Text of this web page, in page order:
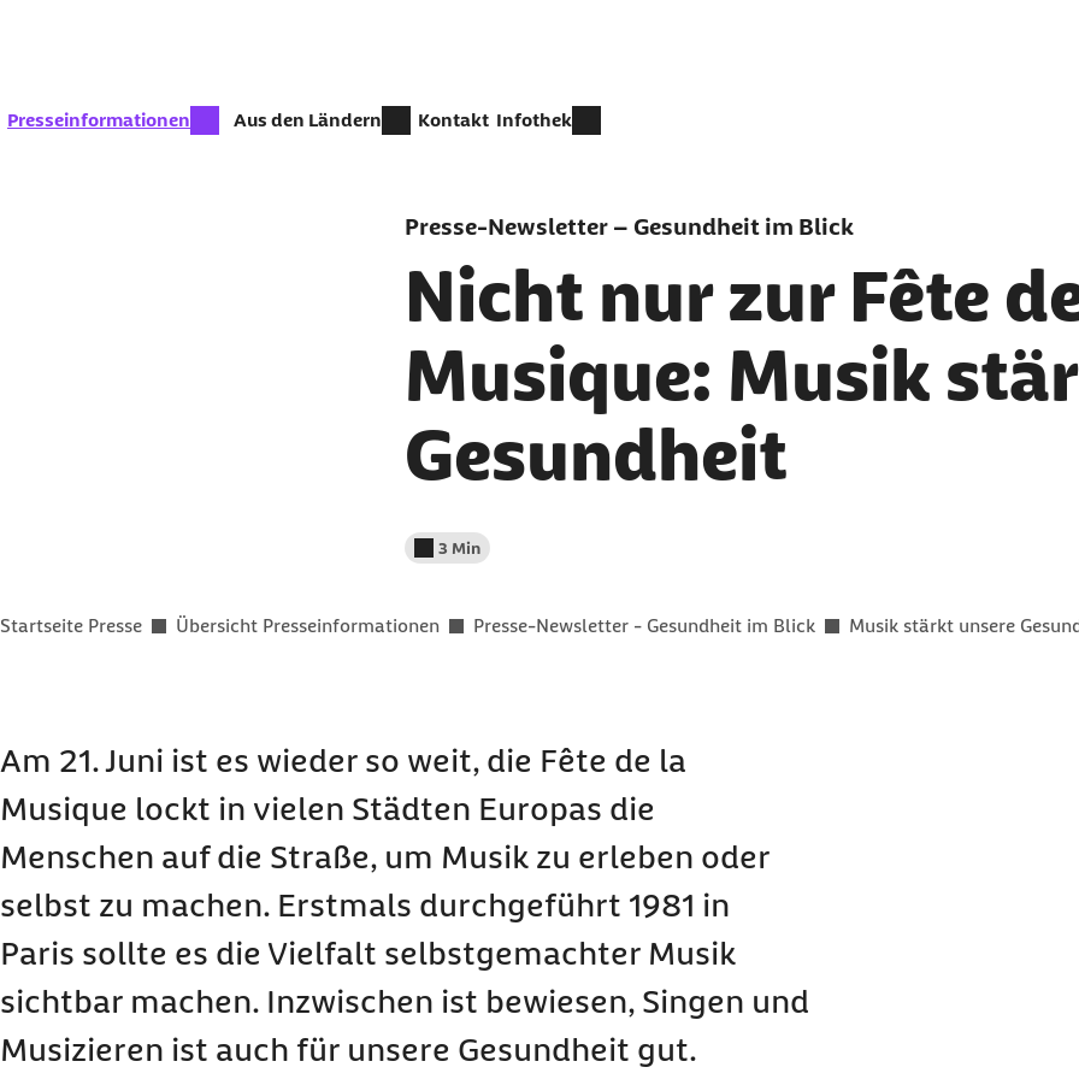
zur Zeit aktiv:
Presseinformationen Aus den Ländern Kontakt Infothek
Presse-Newsletter – Gesundheit im Blick
Nicht nur zur Fête
Musique: Musik
Gesundheit
Lesedauer weniger als
3 Min
Sie befinden sich hier:
Startseite Presse Übersicht Presseinformationen Presse-Newsletter - Gesundheit im Blick Musik stärkt unsere
Am 21. Juni ist es wieder so weit, die Fête de la
Musique lockt in vielen Städten Europas die
Menschen auf die Straße, um Musik zu erleben oder
selbst zu machen. Erstmals durchgeführt 1981 in
Paris sollte es die Vielfalt selbstgemachter Musik
sichtbar machen. Inzwischen ist bewiesen, Singen und
Musizieren ist auch für unsere Gesundheit gut.